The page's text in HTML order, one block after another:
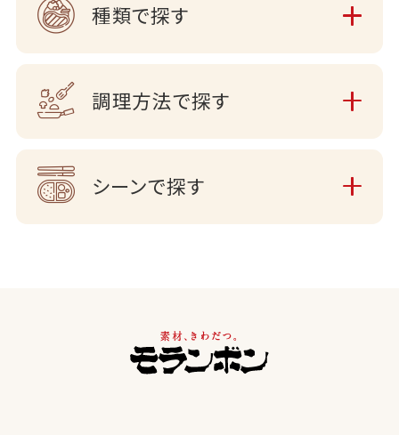
種類で探す
調理方法で探す
シーンで探す